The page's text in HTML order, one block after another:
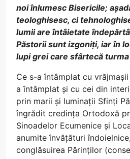
noi înlumesc Bisericile;
teologhisesc, ci
lumii are întâietate
Păstorii sunt izgoniți, iar în
lupi grei care sfârtecă
Ce s-a întâmplat cu
a întâmplat și cu cei din
prin marii și luminații Sfinți
îngrădit credința Ortodoxă
Sinoadelor Ecumenice și
anumite învățături
conglăsuirea Părinților